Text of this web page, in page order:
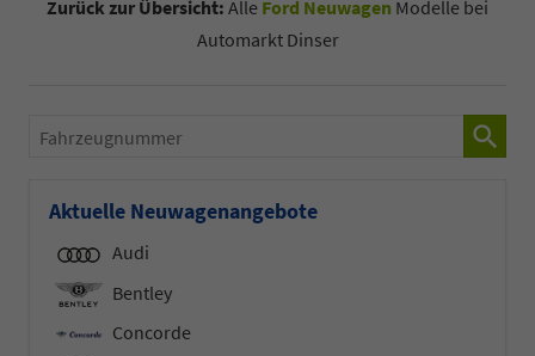
Zurück zur Übersicht: Alle Ford Neuwagen Modelle bei
Automarkt Dinser
Fahrzeugnummer
Aktuelle Neuwagenangebote
Audi
Bentley
Concorde